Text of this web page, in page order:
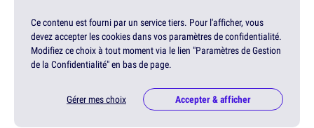
Ce contenu est fourni par un service tiers. Pour l'afficher, vous
devez accepter les cookies dans vos paramètres de confidentialité.
Modifiez ce choix à tout moment via le lien "Paramètres de Gestion
de la Confidentialité" en bas de page.
Gérer mes choix Accepter & afficher